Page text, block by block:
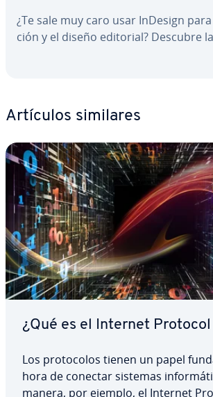
¿Te sale muy caro usar InDesign
ción y el diseño editorial? Descubre
Artículos similares
¿Qué es el Internet Protocol
Los pro­to­co­los tienen un papel
hora de conectar sistemas
manera, por ejemplo, el Internet